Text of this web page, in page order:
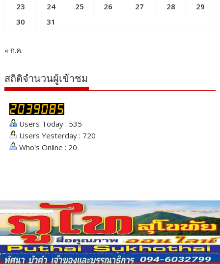
23
24 25 26 27 28
29
30
31
« ก.ค.
สถิติจำนวนผู้เข้าชม
Users Today : 535
Users Yesterday : 720
Who's Online : 20